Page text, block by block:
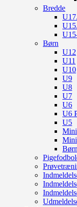
Bredde
Børn
U12
U11
U10
U9
U8
U7
U6
U6
U5